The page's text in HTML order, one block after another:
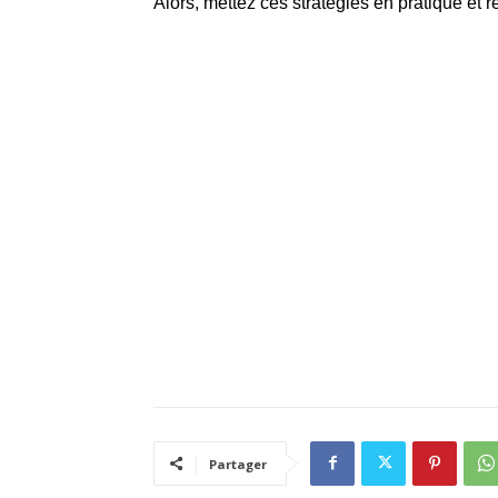
Partager